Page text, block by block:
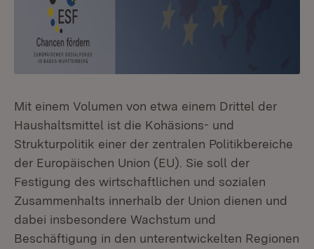
Mit einem Volumen von etwa einem Drittel der
Haushaltsmittel ist die Kohäsions- und
Strukturpolitik einer der zentralen Politikbereiche
der Europäischen Union (EU). Sie soll der
Festigung des wirtschaftlichen und sozialen
Zusammenhalts innerhalb der Union dienen und
dabei insbesondere Wachstum und
Beschäftigung in den unterentwickelten Regionen